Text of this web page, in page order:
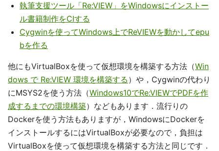
執筆支援ツール「Re:VIEW」をWindowsにインストー
ル書籍制作をCIする
Cygwinを使ってWindows上でReVIEWを動かしてepu
bを作る
他にもVirtualBoxを使って仮想環境を構築する方法（Win
dows で Re:VIEW 環境を構築する ）や，Cygwinの代わり
にMSYS2を使う方法（Windows10でRe:VIEWでPDFを作
成するまでの環境構築）などもあります．流行りの
Dockerを使う方法もありますが，WindowsにDockerを
インストールするにはVirtualBoxが必要なので，負担は
VirtualBoxを使って仮想環境を構築する方法と同じです．